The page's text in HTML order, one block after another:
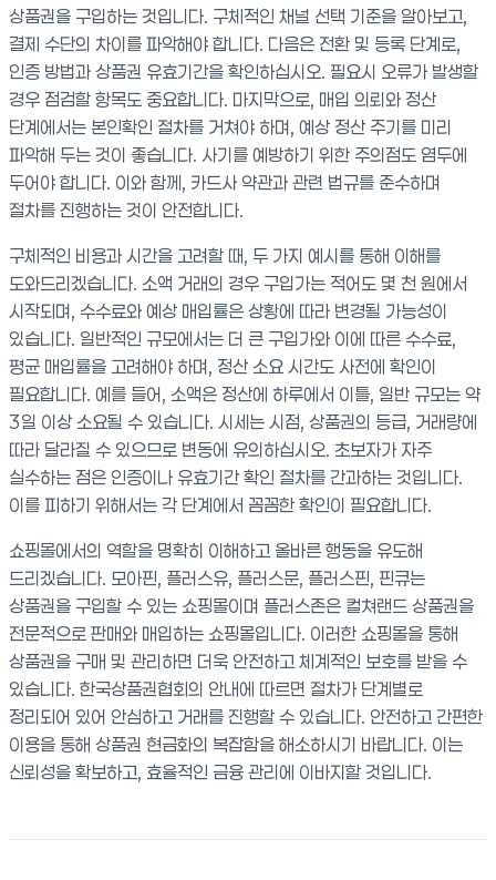
상품권을 구입하는 것입니다. 구체적인 채널 선택 기준을 알아보고,
결제 수단의 차이를 파악해야 합니다. 다음은 전환 및 등록 단계로,
인증 방법과 상품권 유효기간을 확인하십시오. 필요시 오류가 발생할
경우 점검할 항목도 중요합니다. 마지막으로, 매입 의뢰와 정산
단계에서는 본인확인 절차를 거쳐야 하며, 예상 정산 주기를 미리
파악해 두는 것이 좋습니다. 사기를 예방하기 위한 주의점도 염두에
두어야 합니다. 이와 함께, 카드사 약관과 관련 법규를 준수하며
절차를 진행하는 것이 안전합니다.
구체적인 비용과 시간을 고려할 때, 두 가지 예시를 통해 이해를
도와드리겠습니다. 소액 거래의 경우 구입가는 적어도 몇 천 원에서
시작되며, 수수료와 예상 매입률은 상황에 따라 변경될 가능성이
있습니다. 일반적인 규모에서는 더 큰 구입가와 이에 따른 수수료,
평균 매입률을 고려해야 하며, 정산 소요 시간도 사전에 확인이
필요합니다. 예를 들어, 소액은 정산에 하루에서 이틀, 일반 규모는 약
3일 이상 소요될 수 있습니다. 시세는 시점, 상품권의 등급, 거래량에
따라 달라질 수 있으므로 변동에 유의하십시오. 초보자가 자주
실수하는 점은 인증이나 유효기간 확인 절차를 간과하는 것입니다.
이를 피하기 위해서는 각 단계에서 꼼꼼한 확인이 필요합니다.
쇼핑몰에서의 역할을 명확히 이해하고 올바른 행동을 유도해
드리겠습니다. 모아핀, 플러스유, 플러스문, 플러스핀, 핀큐는
상품권을 구입할 수 있는 쇼핑몰이며 플러스존은 컬쳐랜드 상품권을
전문적으로 판매와 매입하는 쇼핑몰입니다. 이러한 쇼핑몰을 통해
상품권을 구매 및 관리하면 더욱 안전하고 체계적인 보호를 받을 수
있습니다. 한국상품권협회의 안내에 따르면 절차가 단계별로
정리되어 있어 안심하고 거래를 진행할 수 있습니다. 안전하고 간편한
이용을 통해 상품권 현금화의 복잡함을 해소하시기 바랍니다. 이는
신뢰성을 확보하고, 효율적인 금융 관리에 이바지할 것입니다.